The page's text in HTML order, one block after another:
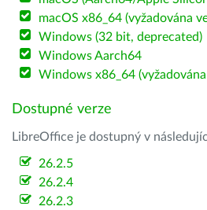
macOS x86_64 (vyžadována
Windows (32 bit, deprecated)
Windows Aarch64
Windows x86_64
Dostupné verze
LibreOffice je dostupný v
26.2.5
26.2.4
26.2.3